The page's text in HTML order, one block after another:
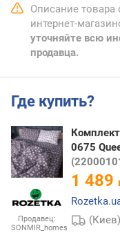
Описание
интернет-
уточняйте всю
продавца.
Где купить?
Продавец:
SONMIR_homes
Комплект
0675
1 489
(Киев)